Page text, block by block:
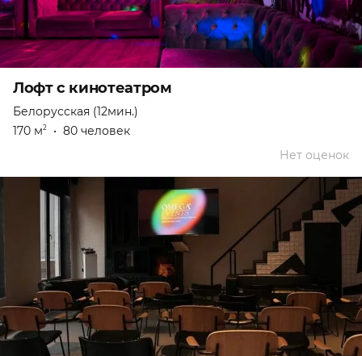
Лофт с кинотеатром
Белорусская (12мин.)
170 м2 • 80 человек
Нет оценок